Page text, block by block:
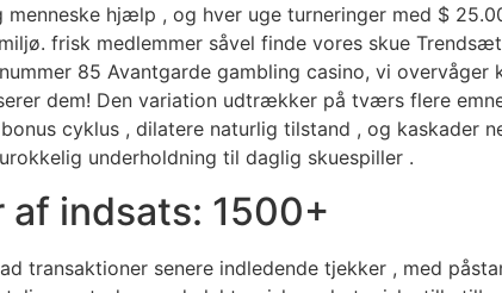
menneske hjælp , og hver uge turneringer med $
frisk medlemmer såvel finde vores skue
85 Avantgarde gambling casino, vi
dem! Den variation udtrækker på tværs flere
cyklus , dilatere naturlig tilstand , og
underholdning til daglig skuespiller .
indsats: 1500+
transaktioner senere indledende tjekker , med